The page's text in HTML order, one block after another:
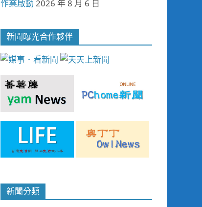
作業啟動 2026 年 8 月 6 日
新聞曝光合作夥伴
新聞分類